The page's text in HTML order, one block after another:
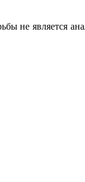
не является